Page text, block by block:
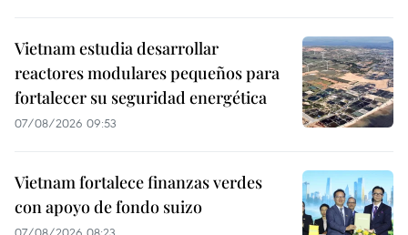
Vietnam estudia desarrollar
reactores modulares pequeños para
fortalecer su seguridad energética
07/08/2026 09:53
Vietnam fortalece finanzas verdes
con apoyo de fondo suizo